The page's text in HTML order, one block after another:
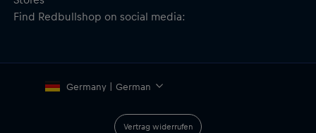
Find Redbullshop on social media:
Germany | German
Vertrag widerrufen